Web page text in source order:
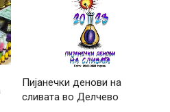
Пијанечки денови на
сливата во Делчево